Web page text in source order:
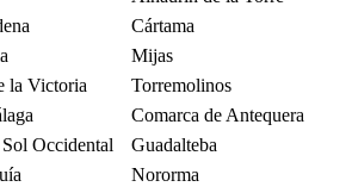
Cártama
Mijas
la Victoria
Torremolinos
Comarca de Antequera
Occidental
Guadalteba
Nororma